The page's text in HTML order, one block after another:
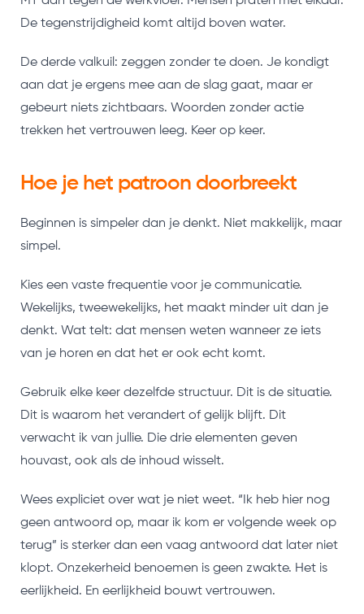
De tegenstrijdigheid komt altijd boven water.
De derde valkuil: zeggen zonder te doen. Je kondigt
aan dat je ergens mee aan de slag gaat, maar er
gebeurt niets zichtbaars. Woorden zonder actie
trekken het vertrouwen leeg. Keer op keer.
Hoe je het patroon doorbreekt
Beginnen is simpeler dan je denkt. Niet makkelijk, maar
simpel.
Kies een vaste frequentie voor je communicatie.
Wekelijks, tweewekelijks, het maakt minder uit dan je
denkt. Wat telt: dat mensen weten wanneer ze iets
van je horen en dat het er ook echt komt.
Gebruik elke keer dezelfde structuur. Dit is de situatie.
Dit is waarom het verandert of gelijk blijft. Dit
verwacht ik van jullie. Die drie elementen geven
houvast, ook als de inhoud wisselt.
Wees expliciet over wat je niet weet. “Ik heb hier nog
geen antwoord op, maar ik kom er volgende week op
terug” is sterker dan een vaag antwoord dat later niet
klopt. Onzekerheid benoemen is geen zwakte. Het is
eerlijkheid. En eerlijkheid bouwt vertrouwen.